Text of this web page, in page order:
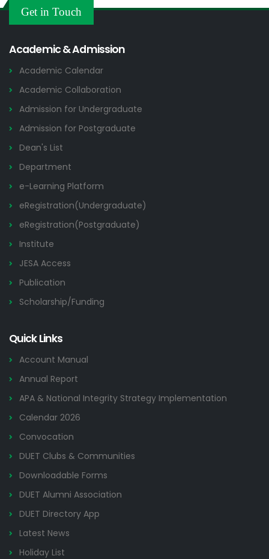
2026
Others
Get in Touch
Academic & Admission
Academic Calendar
Academic Collaboration
Admission for Undergraduate
Admission for Postgraduate
Dean's List
Department
e-Learning Platform
eRegistration(Undergraduate)
eRegistration(Postgraduate)
Institute
JESA Access
Publication
Scholarship/Funding
Quick Links
Account Manual
Annual Report
APA & National Integrity Strategy Implementation
Calendar 2026
Convocation
DUET Clubs & Communities
Downloadable Forms
DUET Alumni Association
DUET Directory App
Latest News
Holiday List